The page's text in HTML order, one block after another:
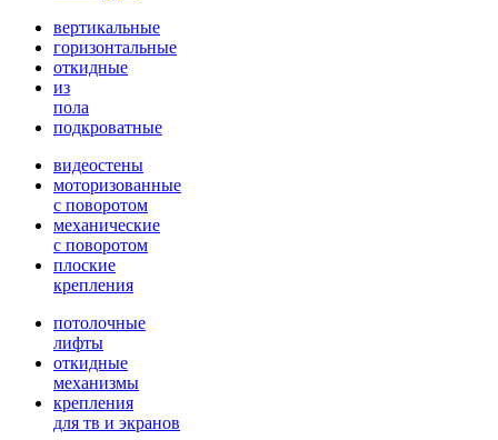
вертикальные
горизонтальные
откидные
из
пола
подкроватные
видеостены
моторизованные
с поворотом
механические
с поворотом
плоские
крепления
потолочные
лифты
откидные
механизмы
крепления
для тв и экранов